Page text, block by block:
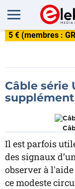
5 € (membres :
Câble série
supplément
Il est parfois
des signaux
observer à
ce modeste